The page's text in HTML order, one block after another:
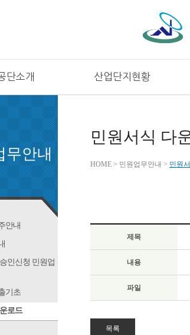
단소개 산업단지현황
무안내
안내
인신청 민원업
기초
로드
민원서식 다
HOME > 민원업무안내 > 민원
제목
내용
파일
목록